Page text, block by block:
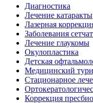
Диагностика
Лечение катаракты
Лазерная
Заболевания
Лечение глаукомы
Окулопластика
Детская
Медицинский
Стационарное
Коррекция